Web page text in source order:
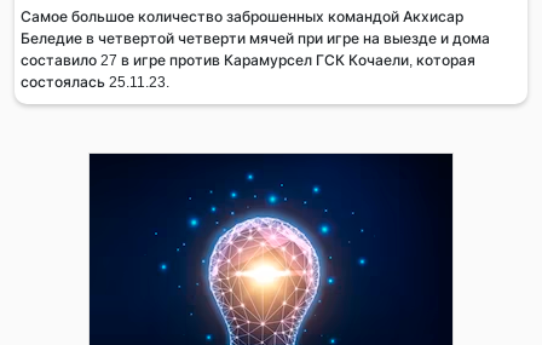
Самое большое количество заброшенных командой Акхисар
Беледие в четвертой четверти мячей при игре на выезде и дома
составило 27 в игре против Карамурсел ГСК Кочаели, которая
состоялась 25.11.23.